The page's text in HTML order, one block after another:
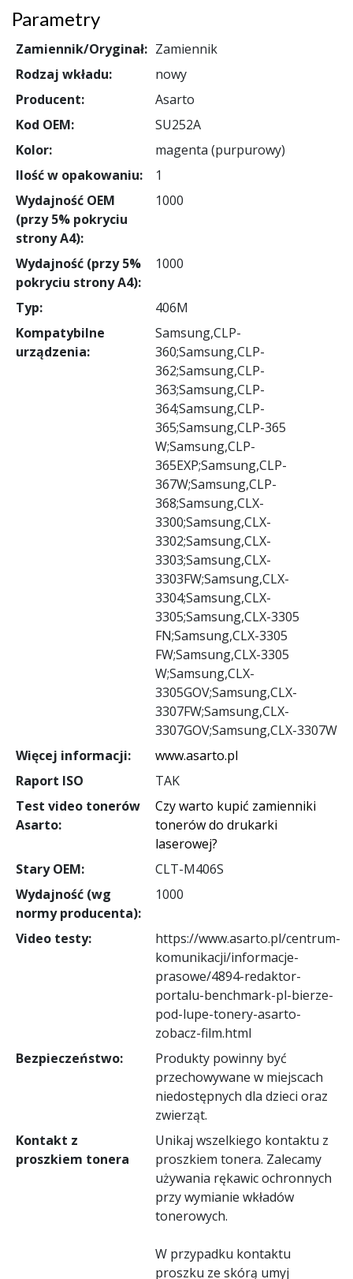
Parametry
Zamiennik/Oryginał: Zamiennik
Rodzaj wkładu:
nowy
Producent:
Asarto
Kod OEM:
SU252A
Kolor:
magenta (purpurowy)
Ilość w opakowaniu:
1
Wydajność OEM
(przy 5% pokryciu
strony A4):
1000
Wydajność (przy 5%
pokryciu strony A4):
1000
Typ:
406M
Kompatybilne
urządzenia:
Samsung,CLP-
360;Samsung,CLP-
362;Samsung,CLP-
363;Samsung,CLP-
364;Samsung,CLP-
365;Samsung,CLP-365
W;Samsung,CLP-
365EXP;Samsung,CLP-
367W;Samsung,CLP-
368;Samsung,CLX-
3300;Samsung,CLX-
3302;Samsung,CLX-
3303;Samsung,CLX-
3303FW;Samsung,CLX-
3304;Samsung,CLX-
3305;Samsung,CLX-3305
FN;Samsung,CLX-3305
FW;Samsung,CLX-3305
W;Samsung,CLX-
3305GOV;Samsung,CLX-
3307FW;Samsung,CLX-
3307GOV;Samsung,CLX-3307W
Więcej informacji:
www.asarto.pl
Raport ISO
TAK
Test video tonerów
Asarto:
Czy warto kupić zamienniki
tonerów do drukarki
laserowej?
Stary OEM:
CLT-M406S
Wydajność (wg
normy producenta):
1000
Video testy:
https://www.asarto.pl/centrum-
komunikacji/informacje-
prasowe/4894-redaktor-
portalu-benchmark-pl-bierze-
pod-lupe-tonery-asarto-
zobacz-film.html
Bezpieczeństwo:
Produkty powinny być
przechowywane w miejscach
niedostępnych dla dzieci oraz
zwierząt.
Kontakt z
proszkiem tonera
Unikaj wszelkiego kontaktu z
proszkiem tonera. Zalecamy
używania rękawic ochronnych
przy wymianie wkładów
tonerowych.
W przypadku kontaktu
proszku ze skórą umyj